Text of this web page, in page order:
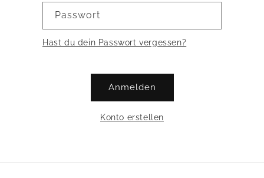
Passwort
Hast du dein Passwort vergessen?
Anmelden
Konto erstellen